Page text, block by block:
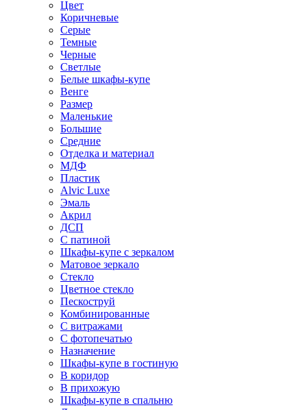
Цвет
Коричневые
Серые
Темные
Черные
Светлые
Белые шкафы-купе
Венге
Размер
Маленькие
Большие
Средние
Отделка и материал
МДФ
Пластик
Alvic Luxe
Эмаль
Акрил
ДСП
С патиной
Шкафы-купе с зеркалом
Матовое зеркало
Стекло
Цветное стекло
Пескоструй
Комбинированные
С витражами
С фотопечатью
Назначение
Шкафы-купе в гостиную
В коридор
В прихожую
Шкафы-купе в спальню